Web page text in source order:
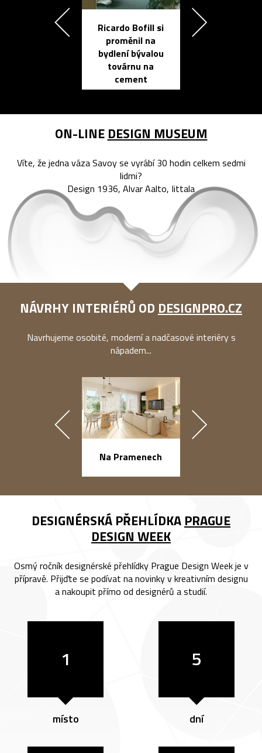
Ricardo Bofill si
proměnil na
bydlení bývalou
továrnu na
cement
ON-LINE DESIGN MUSEUM
Víte, že jedna váza Savoy se vyrábí 30 hodin celkem sedmi
lidmi?
Design 1936, Alvar Aalto, Iittala
NÁVRHY INTERIÉRŮ OD DESIGNPRO.CZ
Navrhujeme osobité, moderní a nadčasové interiéry s
nápadem...
Na Pramenech
DESIGNÉRSKÁ PŘEHLÍDKA PRAGUE
DESIGN WEEK
Osmý ročník designérské přehlídky Prague Design Week je v
přípravě. Přijďte se podívat na novinky v kreativním designu
a nakoupit přímo od designérů a studií.
1
místo
5
dní